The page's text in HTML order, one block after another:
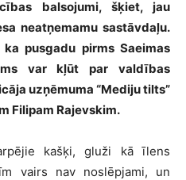
balsojumi, šķiet, jau
neatņemamu sastāvdaļu.
pusgadu pirms Saeimas
var kļūt par valdības
uzņēmuma “Mediju tilts”
Filipam Rajevskim.
kašķi, gluži kā īlens
vairs nav noslēpjami, un